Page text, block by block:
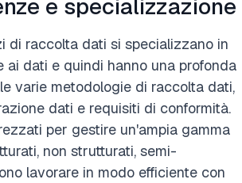
e specializzazione
di raccolta dati si specializzano in
ai dati e quindi hanno una profonda
varie metodologie di raccolta dati,
dati e requisiti di conformità.
per gestire un'ampia gamma
non strutturati, semi-
lavorare in modo efficiente con